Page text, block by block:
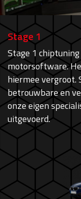
Stage 1
Stage 1
motorsoftware.
hiermee vergroot.
betrouwbare en
onze eigen
uitgevoerd.